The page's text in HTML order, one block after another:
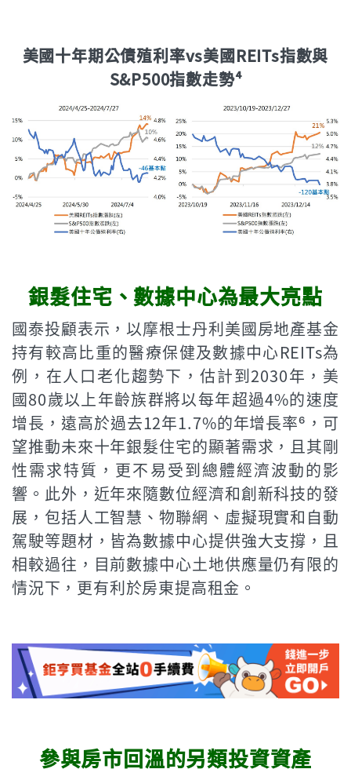
美國十年期公債殖利率vs美國REITs指數與
S&P500指數走勢⁴
銀髮住宅、數據中心為最大亮點
國泰投顧表示，以摩根士丹利美國房地產基金
持有較高比重的醫療保健及數據中心REITs為
例，在人口老化趨勢下，估計到2030年，美
國80歲以上年齡族群將以每年超過4%的速度
增長，遠高於過去12年1.7%的年增長率⁶，可
望推動未來十年銀髮住宅的顯著需求，且其剛
性需求特質，更不易受到總體經濟波動的影
響。此外，近年來隨數位經濟和創新科技的發
展，包括人工智慧、物聯網、虛擬現實和自動
駕駛等題材，皆為數據中心提供強大支撐，且
相較過往，目前數據中心土地供應量仍有限的
情況下，更有利於房東提高租金。
參與房市回溫的另類投資資產